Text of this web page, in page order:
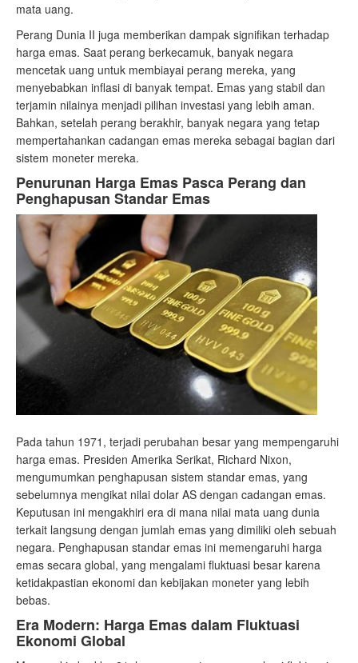
mata uang.
Perang Dunia II juga memberikan dampak signifikan terhadap
harga emas. Saat perang berkecamuk, banyak negara
mencetak uang untuk membiayai perang mereka, yang
menyebabkan inflasi di banyak tempat. Emas yang stabil dan
terjamin nilainya menjadi pilihan investasi yang lebih aman.
Bahkan, setelah perang berakhir, banyak negara yang tetap
mempertahankan cadangan emas mereka sebagai bagian dari
sistem moneter mereka.
Penurunan Harga Emas Pasca Perang dan
Penghapusan Standar Emas
Pada tahun 1971, terjadi perubahan besar yang mempengaruhi
harga emas. Presiden Amerika Serikat, Richard Nixon,
mengumumkan penghapusan sistem standar emas, yang
sebelumnya mengikat nilai dolar AS dengan cadangan emas.
Keputusan ini mengakhiri era di mana nilai mata uang dunia
terkait langsung dengan jumlah emas yang dimiliki oleh sebuah
negara. Penghapusan standar emas ini memengaruhi harga
emas secara global, yang mengalami fluktuasi besar karena
ketidakpastian ekonomi dan kebijakan moneter yang lebih
bebas.
Era Modern: Harga Emas dalam Fluktuasi
Ekonomi Global